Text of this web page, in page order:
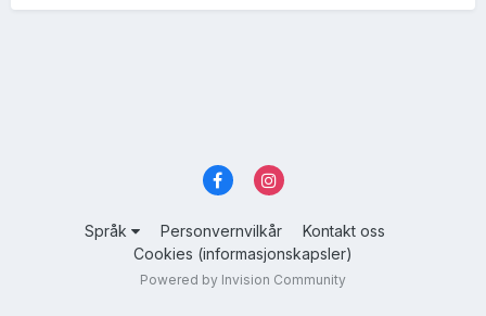
Språk Personvernvilkår
Kontakt oss
Cookies (informasjonskapsler)
Powered by Invision Community